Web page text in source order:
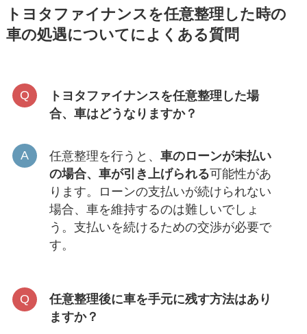
トヨタファイナンスを任意整理した時の
車の処遇についてによくある質問
トヨタファイナンスを任意整理した場
合、車はどうなりますか？
任意整理を行うと、 車のローンが未払い
の場合、車が引き上げられる可能性があ
ります。ローンの支払いが続けられない
場合、車を維持するのは難しいでしょ
う。支払いを続けるための交渉が必要で
す。
任意整理後に車を手元に残す方法はあり
ますか？